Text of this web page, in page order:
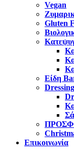
Vegan
Gluten
Είδη
Επικοινωνία